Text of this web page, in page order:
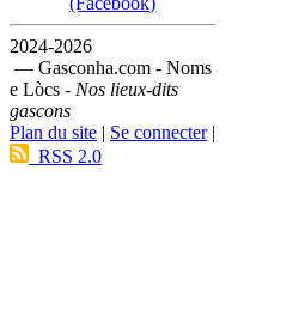
2024-2026
— Gasconha.com - Noms
e Lòcs - Nos lieux-dits
gascons
Plan du site | Se connecter|
RSS 2.0